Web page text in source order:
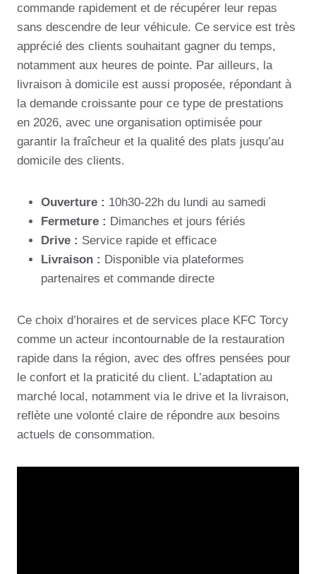
commande rapidement et de récupérer leur repas
sans descendre de leur véhicule. Ce service est très
apprécié des clients souhaitant gagner du temps,
notamment aux heures de pointe. Par ailleurs, la
livraison à domicile est aussi proposée, répondant à
la demande croissante pour ce type de prestations
en 2026, avec une organisation optimisée pour
garantir la fraîcheur et la qualité des plats jusqu’au
domicile des clients.
Ouverture : 10h30-22h du lundi au samedi
Fermeture : Dimanches et jours fériés
Drive : Service rapide et efficace
Livraison : Disponible via plateformes
partenaires et commande directe
Ce choix d’horaires et de services place KFC Torcy
comme un acteur incontournable de la restauration
rapide dans la région, avec des offres pensées pour
le confort et la praticité du client. L’adaptation au
marché local, notamment via le drive et la livraison,
reflète une volonté claire de répondre aux besoins
actuels de consommation.